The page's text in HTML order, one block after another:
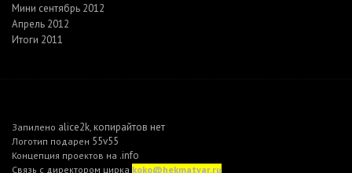
Мини сентябрь 2012
Апрель 2012
Итоги 2011
Запилено alice2k копирайтов нет
Логотип подарен 55v55
Концепция проектов на .info
Связь с директором цирка koko@hekmatyar.ru